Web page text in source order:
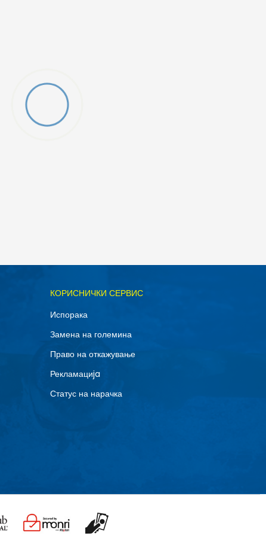
КОРИСНИЧКИ СЕРВИС
Испорака
Замена на големина
Право на откажување
Рекламациja
Статус на нарачка